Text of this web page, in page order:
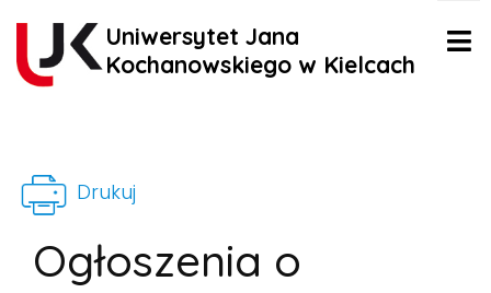
Uniwersytet Jana
Kochanowskiego w Kielcach
Drukuj
Ogłoszenia o